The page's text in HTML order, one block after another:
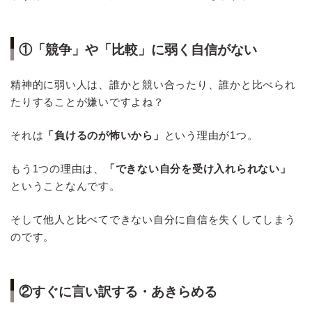
①「競争」や「比較」に弱く自信がない
精神的に弱い人は、誰かと競い合ったり、誰かと比べられ
たりすることが嫌いですよね？
それは 「負けるのが怖いから」 という理由が1つ。
もう1つの理由は、
「できない自分を受け入れられない」
ということなんです。
そして他人と比べてできない自分に自信を失くしてしまう
のです。
②すぐに言い訳する・あきらめる